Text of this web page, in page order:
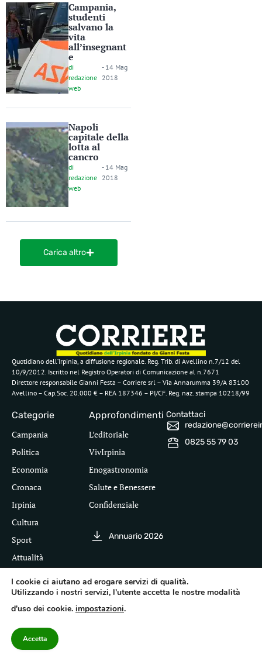
Campania,
studenti
salvano la
vita
all’insegnant
e
di
redazione
web
- 14 Mag
2018
Napoli
capitale della
lotta al
cancro
di
redazione
web
- 14 Mag
2018
Carica altro
Quotidiano dell’Irpinia, a diffusione regionale. Reg. Trib. di Avellino n.7/12 del
10/9/2012. Iscritto nel Registro Operatori di Comunicazione al n.7671
Direttore responsabile Gianni Festa – Corriere srl – Via Annarumma 39/A 83100
Avellino – Cap.Soc. 20.000 € – REA 187346 – PI/CF. Reg. naz. stampa 10218/99
Categorie
Campania
Politica
Economia
Cronaca
Irpinia
Cultura
Sport
Attualità
Approfondimenti
L’editoriale
VivIrpinia
Enogastronomia
Salute e Benessere
Confidenziale
Annuario 2026
Contattaci
0825 55 79 03
Segui il Corriere dell'Irpinia
I cookie ci aiutano ad erogare servizi di qualità.
Utilizzando i nostri servizi, l'utente accetta le nostre modalità
d'uso dei cookie. impostazioni.
Accetta